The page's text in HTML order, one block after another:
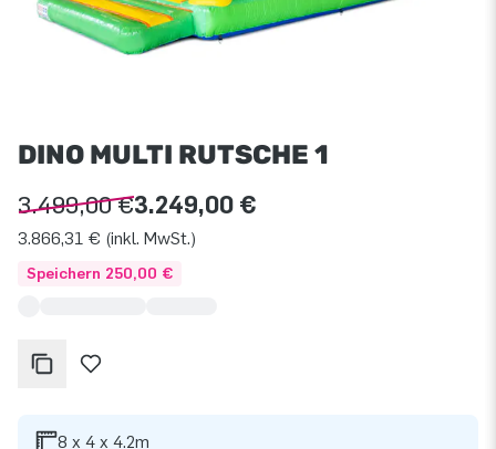
DINO MULTI RUTSCHE 1
3.499,00 €3.249,00 €
3.866,31 € (inkl. MwSt.)
Speichern 250,00 €
8 x 4 x 4.2m